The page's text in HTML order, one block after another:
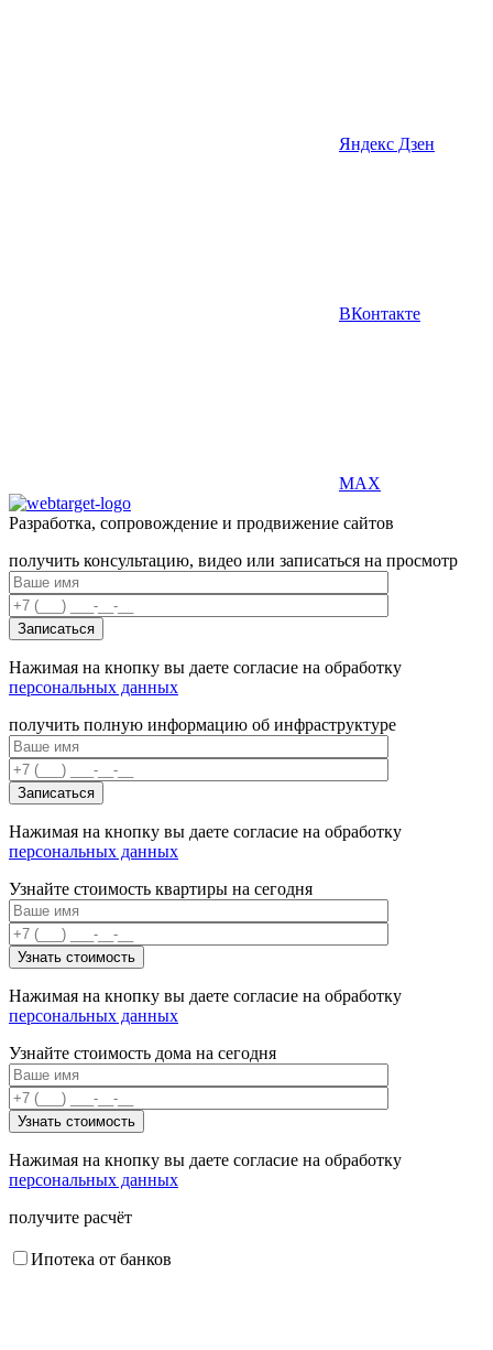
Яндекс Дзен
ВКонтакте
MAX
Разработка, сопровождение и продвижение сайтов
получить консультацию, видео или записаться на просмотр
Нажимая на кнопку вы даете согласие на обработку
персональных данных
получить полную информацию об инфраструктуре
Нажимая на кнопку вы даете согласие на обработку
персональных данных
Узнайте стоимость квартиры на сегодня
Нажимая на кнопку вы даете согласие на обработку
персональных данных
Узнайте стоимость дома на сегодня
Нажимая на кнопку вы даете согласие на обработку
персональных данных
получите расчёт
Ипотека от банков